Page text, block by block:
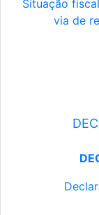
Situação
via de